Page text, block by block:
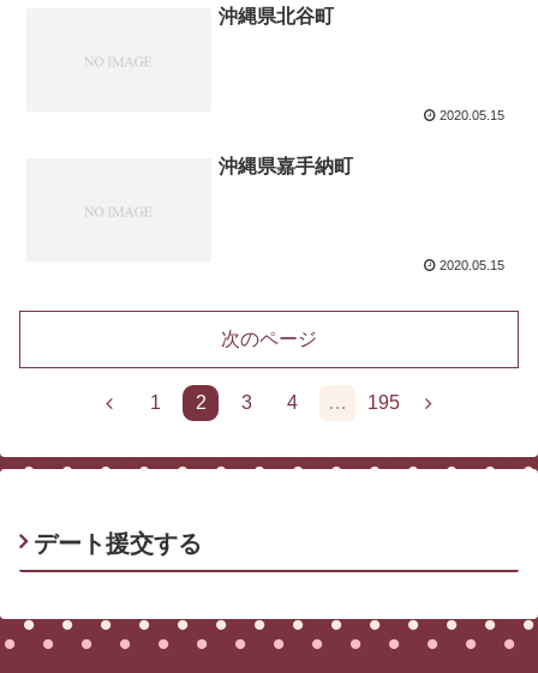
沖縄県北谷町
2020.05.15
沖縄県嘉手納町
2020.05.15
次のページ
1 2 3 4 … 195
デート援交する